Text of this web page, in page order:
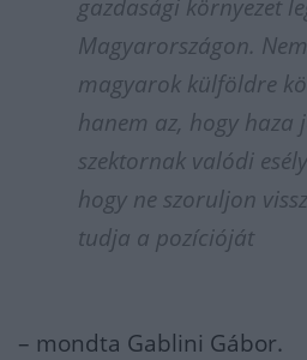
gazdasági környezet
Magyarországon.
magyarok külföldre
hanem az, hogy haza
szektornak valódi
hogy ne szoruljon
tudja a pozícióját
– mondta Gablini Gábor.